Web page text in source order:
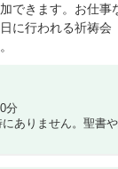
できます。お仕
に行われる祈祷会
分
ありません。聖書